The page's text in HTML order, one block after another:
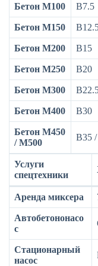
Бетон М100 B7.5
Бетон М150
Бетон М200 B15
Бетон М250 B20
Бетон М300
Бетон М400 B30
Бетон М450
/ М500
B35
Услуги
спецтехники
Аренда миксера
Автобетононасо
с
Стационарный
насос